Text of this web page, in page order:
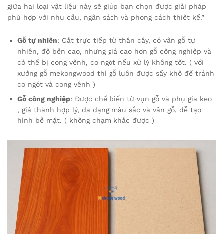
giữa hai loại vật liệu này sẽ giúp bạn chọn được giải pháp
phù hợp với nhu cầu, ngân sách và phong cách thiết kế.”
Gỗ tự nhiên: Cắt trực tiếp từ thân cây, có vân gỗ tự
nhiên, độ bền cao, nhưng giá cao hơn gỗ công nghiệp và
có thể bị cong vênh, co ngót nếu xử lý không tốt. ( với
xưởng gỗ mekongwood thì gỗ luôn được sấy khô để tránh
co ngót và cong vênh )
Gỗ công nghiệp: Được chế biến từ vụn gỗ và phụ gia keo
, giá thành hợp lý, đa dạng màu sắc và vân gỗ, dễ tạo
hình bề mặt. ( không chạm khắc được )